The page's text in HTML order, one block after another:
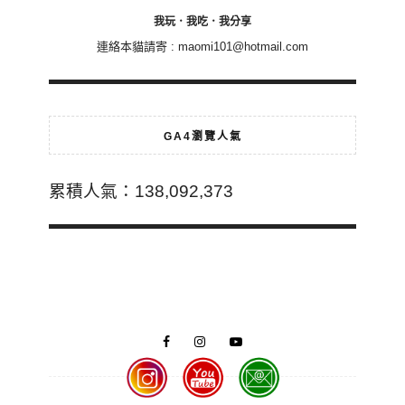
我玩．我吃．我分享
連絡本貓請寄 : maomi101@hotmail.com
GA4瀏覽人氣
累積人氣：138,092,373